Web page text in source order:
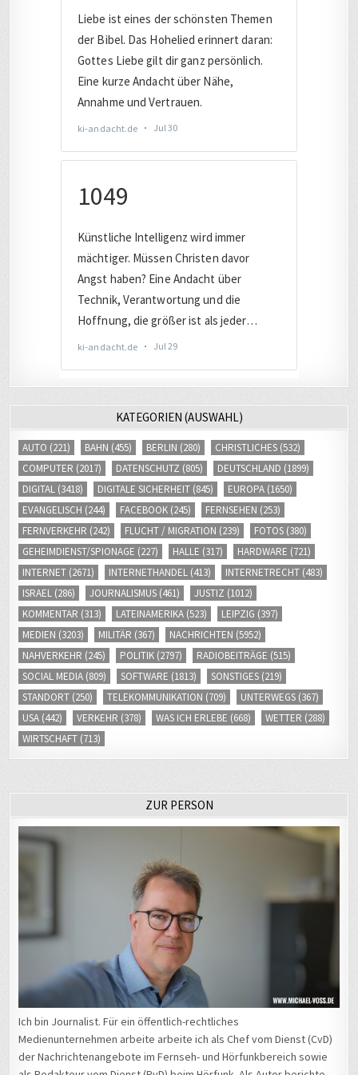
KATEGORIEN (AUSWAHL)
AUTO (221) BAHN (455) BERLIN (280) CHRISTLICHES (532)
COMPUTER (2017) DATENSCHUTZ (805) DEUTSCHLAND (1899)
DIGITAL (3418) DIGITALE SICHERHEIT (845) EUROPA (1650)
EVANGELISCH (244) FACEBOOK (245) FERNSEHEN (253)
FERNVERKEHR (242) FLUCHT / MIGRATION (239) FOTOS (380)
GEHEIMDIENST/SPIONAGE (227) HALLE (317) HARDWARE (721)
INTERNET (2671) INTERNETHANDEL (413) INTERNETRECHT (483)
ISRAEL (286) JOURNALISMUS (461) JUSTIZ (1012)
KOMMENTAR (313) LATEINAMERIKA (523) LEIPZIG (397)
MEDIEN (3203) MILITÄR (367) NACHRICHTEN (5952)
NAHVERKEHR (245) POLITIK (2797) RADIOBEITRÄGE (515)
SOCIAL MEDIA (809) SOFTWARE (1813) SONSTIGES (219)
STANDORT (250) TELEKOMMUNIKATION (709) UNTERWEGS (367)
USA (442) VERKEHR (378) WAS ICH ERLEBE (668) WETTER (288)
WIRTSCHAFT (713)
ZUR PERSON
Ich bin Journalist. Für ein öffentlich-rechtliches
Medienunternehmen arbeite arbeite ich als Chef vom Dienst (CvD)
der Nachrichtenangebote im Fernseh- und Hörfunkbereich sowie